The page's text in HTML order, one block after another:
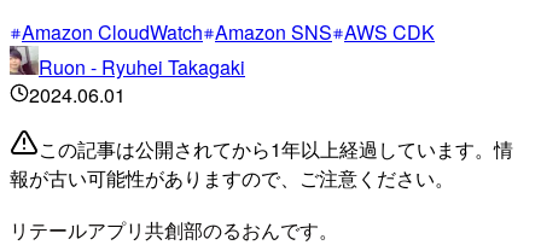
Amazon CloudWatch Amazon SNS AWS CDK
Ruon - Ryuhei Takagaki
2024.06.01
この記事は公開されてから1年以上経過しています。情
報が古い可能性がありますので、ご注意ください。
リテールアプリ共創部のるおんです。